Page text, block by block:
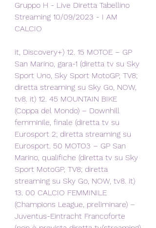
Gruppo H - Live Diretta Tabellino
Streaming 10/09/2023 - I AM
CALCIO
it, Discovery+) 12. 15 MOTOE – GP
San Marino, gara-1 (diretta tv su Sky
Sport Uno, Sky Sport MotoGP, TV8;
diretta streaming su Sky Go, NOW,
tv8. it) 12. 45 MOUNTAIN BIKE
(Coppa del Mondo) – Downhill
femminile, finale (diretta tv su
Eurosport 2; diretta streaming su
Eurosport. 50 MOTO3 – GP San
Marino, qualifiche (diretta tv su Sky
Sport MotoGP, TV8; diretta
streaming su Sky Go, NOW, tv8. it)
13. 00 CALCIO FEMMINILE
(Champions League, preliminare) –
Juventus-Eintracht Francoforte